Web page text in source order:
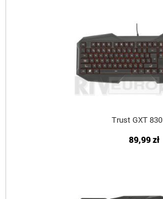
Trust GXT 830
89,99 zł